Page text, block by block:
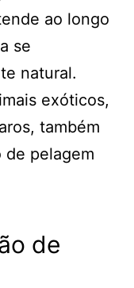
ao longo
se
natural.
exóticos,
também
de pelagem
de